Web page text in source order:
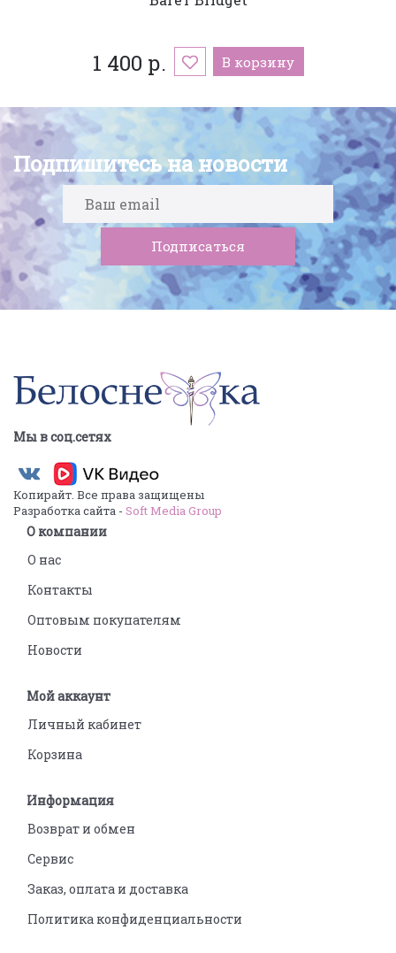
1 400 р. В корзину
Подпишитесь на новости
Мы в соц.сетях
Копирайт. Все права защищены
Разработка сайта - Soft Media Group
О компании
О нас
Контакты
Оптовым покупателям
Новости
Мой аккаунт
Личный кабинет
Корзина
Информация
Возврат и обмен
Сервис
Заказ, оплата и доставка
Политика конфиденциальности